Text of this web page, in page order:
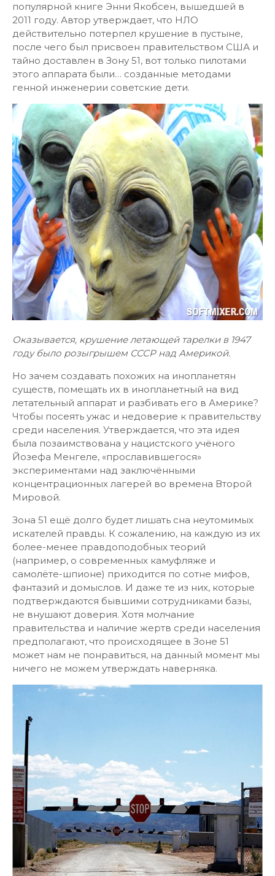
популярной книге Энни Якобсен, вышедшей в
2011 году. Автор утверждает, что НЛО
действительно потерпел крушение в пустыне,
после чего был присвоен правительством США и
тайно доставлен в Зону 51, вот только пилотами
этого аппарата были… созданные методами
генной инженерии советские дети.
Оказывается, крушение летающей тарелки в 1947
году было розыгрышем СССР над Америкой.
Но зачем создавать похожих на инопланетян
существ, помещать их в инопланетный на вид
летательный аппарат и разбивать его в Америке?
Чтобы посеять ужас и недоверие к правительству
среди населения. Утверждается, что эта идея
была позаимствована у нацистского учёного
Йозефа Менгеле, «прославившегося»
экспериментами над заключёнными
концентрационных лагерей во времена Второй
Мировой.
Зона 51 ещё долго будет лишать сна неутомимых
искателей правды. К сожалению, на каждую из их
более-менее правдоподобных теорий
(например, о современных камуфляже и
самолёте-шпионе) приходится по сотне мифов,
фантазий и домыслов. И даже те из них, которые
подтверждаются бывшими сотрудниками базы,
не внушают доверия. Хотя молчание
правительства и наличие жертв среди населения
предполагают, что происходящее в Зоне 51
может нам не понравиться, на данный момент мы
ничего не можем утверждать наверняка.